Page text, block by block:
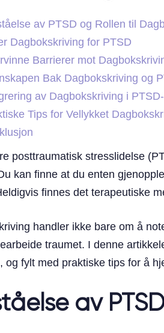
av PTSD og Rollen til
Dagbokskriving for PTSD
Barrierer mot
Bak Dagbokskriving og
av Dagbokskriving i
Tips for Vellykket
posttraumatisk stresslidelse
kan finne at du enten
finnes det terapeutiske
handler ikke bare om å
traumet. I denne
og fylt med praktiske tips for å
av